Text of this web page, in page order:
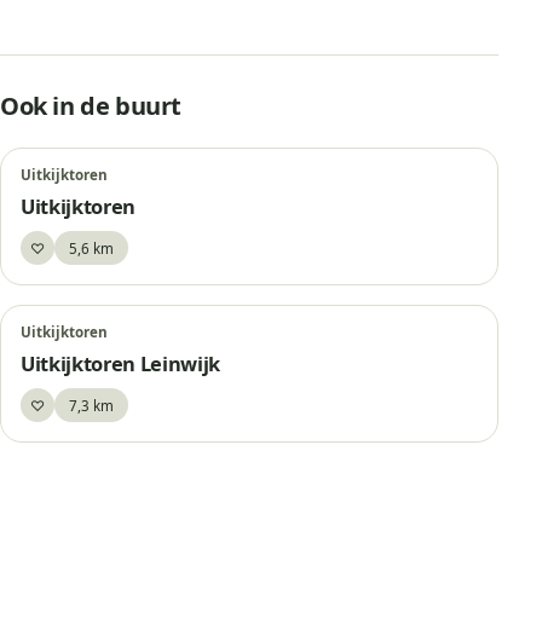
Ook in de buurt
Uitkijktoren
Uitkijktoren
♡Bewaar5,6 km
Uitkijktoren
Uitkijktoren Leinwijk
♡Bewaar7,3 km